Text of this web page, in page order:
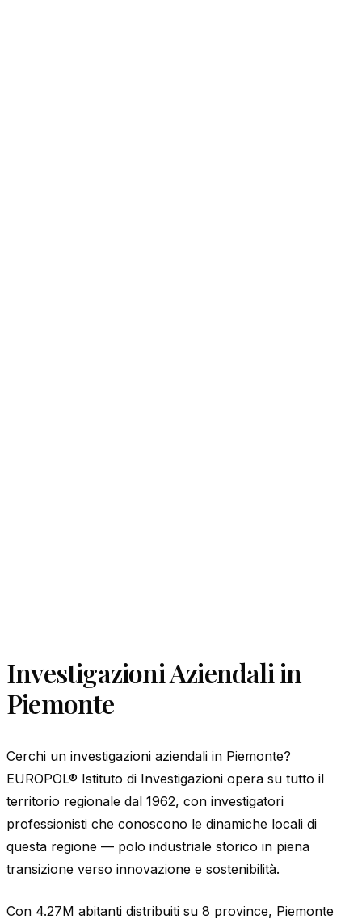
Investigazioni Aziendali in
Piemonte
Cerchi un investigazioni aziendali in Piemonte?
EUROPOL® Istituto di Investigazioni opera su tutto il
territorio regionale dal 1962, con investigatori
professionisti che conoscono le dinamiche locali di
questa regione — polo industriale storico in piena
transizione verso innovazione e sostenibilità.
Con 4.27M abitanti distribuiti su 8 province, Piemonte